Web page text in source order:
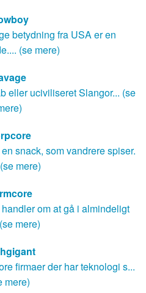
betydning fra USA er en
(se mere)
eller uciviliseret Slangor... (se
snack, som vandrere spiser.
mere)
om at gå i almindeligt
mere)
firmaer der har teknologi s...
mere)